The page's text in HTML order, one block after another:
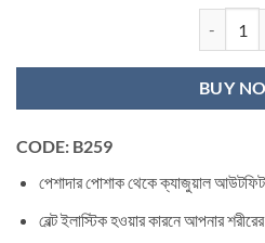
৳ 1,350.
is:
৳
BUY
CODE: B259
পেশাদার পোশাক থেকে ক্যাজুয়াল
বেল্ট ইলাস্টিক হওয়ার কারনে আপনার